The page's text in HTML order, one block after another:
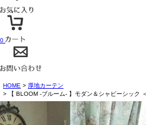
0
HOME
厚地カーテン
【 BLOOM -ブルーム- 】モダン＆シャビーシッ